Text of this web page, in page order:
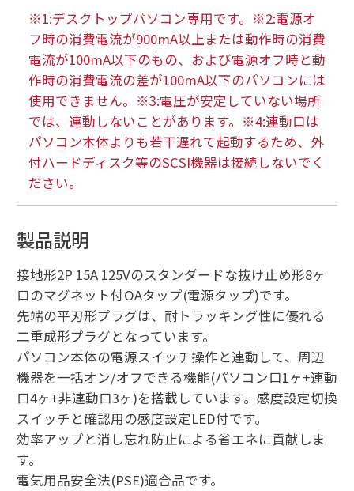
※1:デスクトップパソコン専用です。※2:電源オ
フ時の消費電流が900mA以上または動作時の消費
電流が100mA以下のもの、および電源オフ時と動
作時の消費電流の差が100mA以下のパソコンには
使用できません。※3:電圧が安定していない場所
では、連動しないことがあります。※4:連動口は
パソコン本体よりも若干遅れて起動するため、外
付ハードディスク等のSCSI機器は接続しないでく
ださい。
製品説明
接地形2P 15A 125Vのスタンダードな抜け止め形8ヶ
口のマグネット付OAタップ(電源タップ)です。
先端の平刃形プラグは、耐トラッキング性に優れる
二重成形プラグとなっています。
パソコン本体の電源スイッチ操作と連動して、周辺
機器を一括オン/オフできる機能(パソコン口1ヶ+連動
口4ヶ+非連動口3ヶ)を搭載しています。感度設定切換
スイッチと確認用の感度設定LED付です。
効率アップと消し忘れ防止による省エネに貢献しま
す。
電気用品安全法(PSE)適合品です。